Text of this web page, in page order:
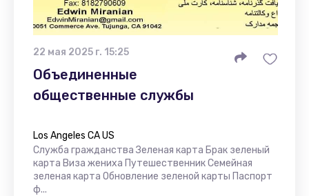
22 мая 2025 г. 15:25
Объединенные
общественные службы
Los Angeles CA US
Служба гражданства Зеленая карта Брак зеленый
карта Виза жениха Путешественник Семейная
зеленая карта Обновление зеленой карты Паспорт
ф...